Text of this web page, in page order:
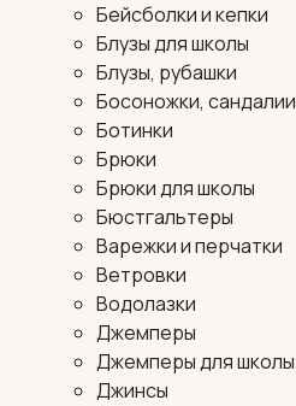
Бейсболки и кепки
Блузы для школы
Блузы, рубашки
Босоножки, сандалии
Ботинки
Брюки
Брюки для школы
Бюстгальтеры
Варежки и перчатки
Ветровки
Водолазки
Джемперы
Джемперы для школы
Джинсы